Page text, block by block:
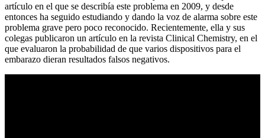
artículo en el que se describía este problema en 2009, y desde
entonces ha seguido estudiando y dando la voz de alarma sobre este
problema grave pero poco reconocido. Recientemente, ella y sus
colegas publicaron un artículo en la revista Clinical Chemistry, en el
que evaluaron la probabilidad de que varios dispositivos para el
embarazo dieran resultados falsos negativos.